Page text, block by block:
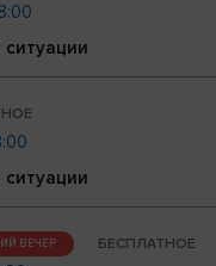
ВЕЧЕР БЕСПЛАТНОЕ